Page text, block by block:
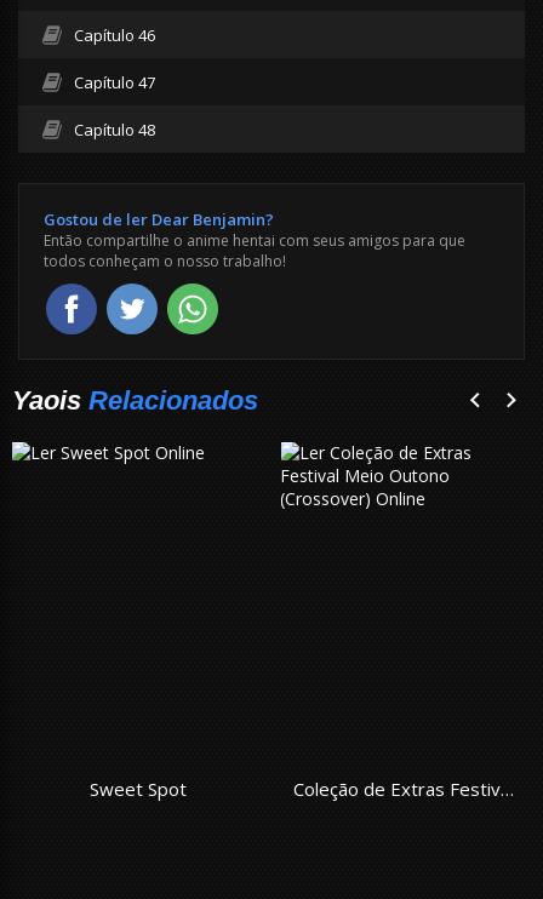
Capítulo 46
Capítulo 47
Capítulo 48
Gostou de ler Dear Benjamin?
Então compartilhe o anime hentai com seus amigos para que
todos conheçam o nosso trabalho!
Yaois Relacionados
Sweet Spot Coleção de Extras Festival Meio Outono (Crossover)